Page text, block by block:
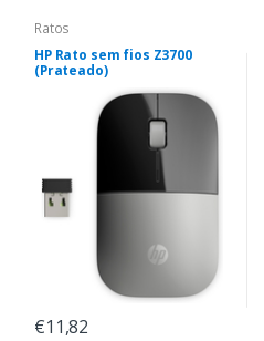
Ratos
HP Rato sem fios Z3700
(Prateado)
€11,82